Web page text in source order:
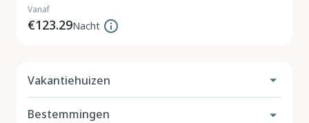
Vanaf
€123.29Nacht
Vakantiehuizen
Vakantiehuis met hond
Bestemmingen